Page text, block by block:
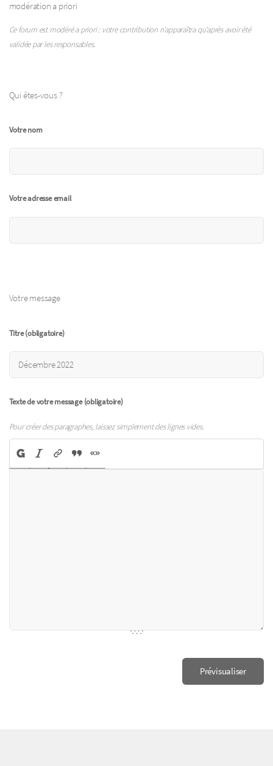
modération a priori
Ce forum est modéré a priori : votre contribution n’apparaîtra qu’après avoir été
validée par les responsables.
Qui êtes-vous ?
Votre nom
Votre adresse email
Votre message
Titre (obligatoire)
Texte de votre message (obligatoire)
Pour créer des paragraphes, laissez simplement des lignes vides.